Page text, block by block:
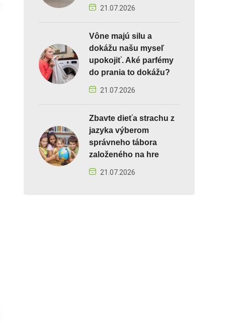
21.07.2026
Vône majú silu a
dokážu našu myseľ
upokojiť. Aké parfémy
do prania to dokážu?
21.07.2026
Zbavte dieťa strachu z
jazyka výberom
správneho tábora
založeného na hre
21.07.2026